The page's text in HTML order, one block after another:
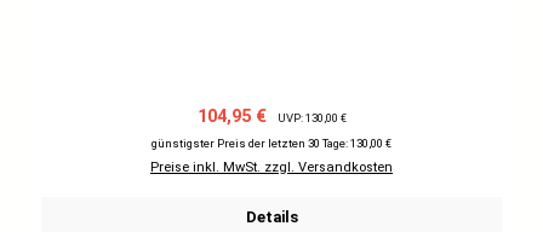
Verkaufspreis:
104,95 € Regulärer Preis:
UVP: 130,00 €
günstigster Preis der letzten 30 Tage: 130,00 €
Preise inkl. MwSt. zzgl. Versandkosten
Details